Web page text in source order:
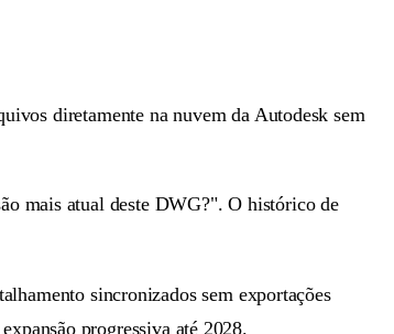
diretamente na nuvem da Autodesk sem
mais atual deste DWG?". O histórico de
sincronizados sem exportações
progressiva até 2028.